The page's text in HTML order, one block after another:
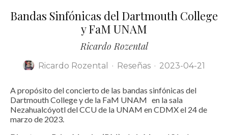
Bandas Sinfónicas del Dartmouth College
y FaM UNAM
Ricardo Rozental
Ricardo Rozental · Reseñas · 2023-04-21
A propósito del concierto de las bandas sinfónicas del
Dartmouth College y de la FaM UNAM en la sala
Nezahualcóyotl del CCU de la UNAM en CDMX el 24 de
marzo de 2023.